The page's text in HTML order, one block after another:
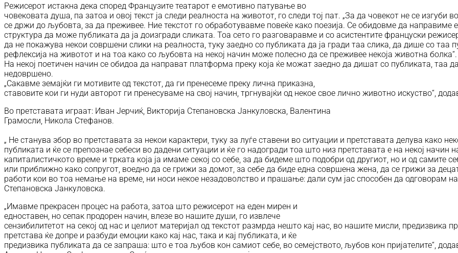
Режисерот истакна дека според Французите театарот е емотивно патување во
човековата душа, па затоа и овој текст ја следи реалноста на животот, го следи тој пат. „За да човекот не се изгуби
се држи до љубовта, за да преживее. Ние текстот го обработувавме повеќе како поезија. Се обидовме да направиме
структура да може публиката да ја доизгради сликата. Тоа сето го разговаравме и со асистентите француски
да не покажува некои совршени слики на реалноста, туку заедно со публиката да ја гради таа слика, да дише со таа
рефлексија на животот и на тоа како со љубовта на некој начин може полесно да се преживее некоја животна болка“.
На некој поетичен начин се обидоа да направат платформа преку која ќе можат заедно да дишат со публиката, таа
недовршено.
„Сакавме земајќи ги мотивите од текстот, да ги пренесеме преку лична приказна,
ставовите кои ги нуди авторот ги пренесуваме на свој начин, тргнувајќи од некое свое лично животно искуство“,
Во претставата играат: Иван Јерчиќ, Викторија Степановска Јанкуловска, Валентина
Грамосли, Никола Стефанов.
„ Не станува збор во претставата за некои карактери, туку за луѓе ставени во ситуации и претставата делува како
публиката и ќе се препознае себеси во дадени ситуации и ќе го надогради тоа што низ претставата е на некој
капиталистичкото време и трката која ја имаме секој со себе, за да бидеме што подобри од другиот, но и од самите
или приближно како сопругот, воедно да се грижи за домот, за себе да биде една совршена жена, да се грижи за
работи кои во тоа немање на време, ни носи некое незадоволство и прашање: дали сум јас способен да одговорам
Степановска Јанкуловска.
„Имавме прекрасен процес на работа, затоа што режисерот на еден мирен и
едноставен, но сепак продорен начин, влезе во нашите души, го извлече
сензибилитетот на секој од нас и целиот материјал од текстот размрда нешто кај нас, во нашите мисли, предизвика
претстава ќе допре и разбуди емоции како кај нас, така и кај публиката, и ќе
предизвика публиката да се запраша: што е тоа љубов кон самиот себе, во семејството, љубов кон пријателите“,